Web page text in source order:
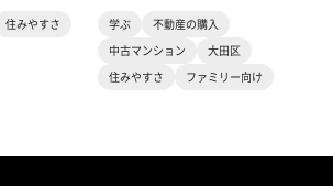
住みやすさ 学ぶ
不動産の購入
中古マンション
大田区
住みやすさ
ファミリー向け